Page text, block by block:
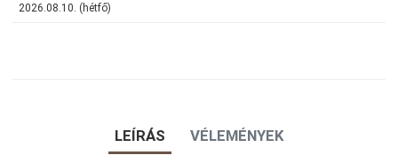
2026.08.10. (hétfő)
LEÍRÁS VÉLEMÉNYEK